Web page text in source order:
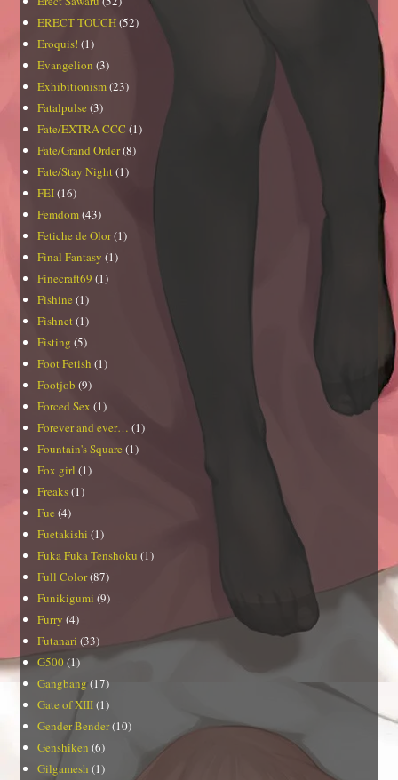
ERECT TOUCH(52)
Eroquis! (1)
Evangelion (3)
Exhibitionism(23)
Fatalpulse (3)
Fate/EXTRA CCC (1)
Fate/Grand Order(8)
Fate/Stay Night(1)
FEI(16)
Femdom(43)
Fetiche de Olor(1)
Final Fantasy (1)
Finecraft69 (1)
Fishine (1)
Fishnet(1)
Fisting (5)
Foot Fetish (1)
Footjob (9)
Forced Sex (1)
Forever and ever… (1)
Fountain's Square (1)
Fox girl (1)
Freaks(1)
Fue (4)
Fuetakishi (1)
Fuka Fuka Tenshoku (1)
Full Color(87)
Funikigumi (9)
Furry (4)
Futanari (33)
G500 (1)
Gangbang (17)
Gate of XIII(1)
Gender Bender(10)
Genshiken (6)
Gilgamesh (1)